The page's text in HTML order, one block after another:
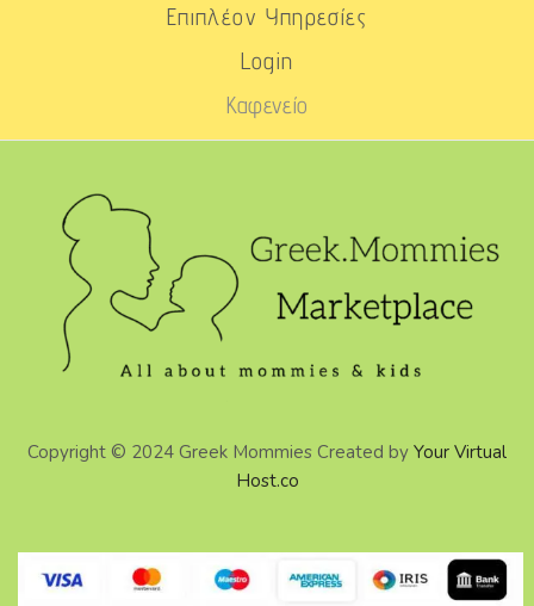
Επιπλέον Υπηρεσίες
Login
Καφενείο
Copyright © 2024 Greek Mommies Created by Your Virtual
Host.co